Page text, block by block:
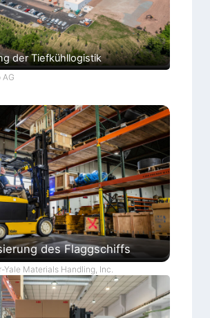
der Tiefkühllogistik
AG
des Flaggschiffs
Yale Materials Handling, Inc.